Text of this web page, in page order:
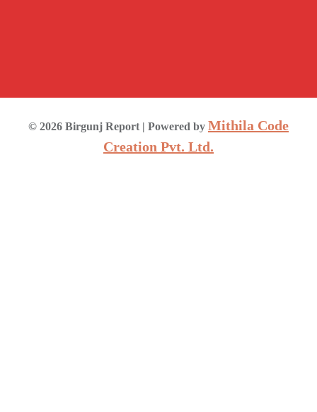
© 2026 Birgunj Report | Powered by Mithila Code
Creation Pvt. Ltd.